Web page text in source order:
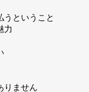
うということ
力
りません